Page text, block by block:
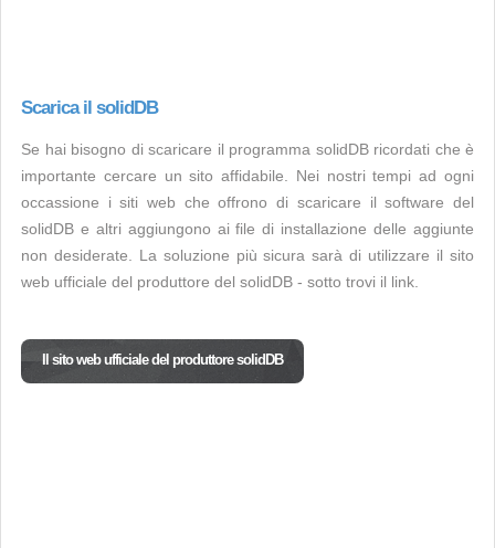
Scarica il solidDB
Se hai bisogno di scaricare il programma solidDB ricordati che è
importante cercare un sito affidabile. Nei nostri tempi ad ogni
occassione i siti web che offrono di scaricare il software del
solidDB e altri aggiungono ai file di installazione delle aggiunte
non desiderate. La soluzione più sicura sarà di utilizzare il sito
web ufficiale del produttore del solidDB - sotto trovi il link.
Il sito web ufficiale del produttore solidDB